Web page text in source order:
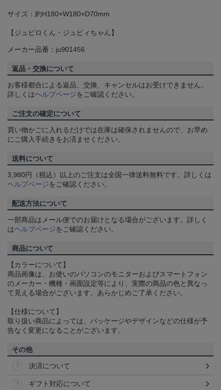
サイズ：約H180×W180×D70mm
【ジュビロくん・ジュビィちゃん】
メーカー品番：ju901456
返品・交換について
お客様都合による返品、交換、キャンセルはお受けできません。
詳しくはヘルプページをご確認ください。
ご注文の確定について
買い物かごに入れるだけでは在庫は確保されませんので、お早め
にご購入手続きをお済ませください。
送料について
3,980円（税込）以上のご注文は全国一律送料無料です。詳しくは
ヘルプページをご確認ください。
配送方法について
一部商品はメール便でのお届けとなる場合がございます。詳しく
はヘルプページをご確認ください。
商品について
【カラーについて】
商品画像は、お使いのパソコンのモニターおよびスマートフォン
のメーカー・機種・画面設定等により、実際の商品の色と異なっ
て見える場合がございます。あらかじめご了承ください。
【仕様について】
取り扱い商品によっては、パッケージやデザインなどの仕様が予
告なく変更になることがございます。
その他
決済について
ギフト対応について